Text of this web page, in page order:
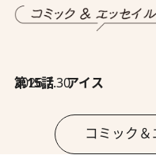
2026.7.30
第15話 アイス
コミック